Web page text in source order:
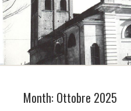
Month: Ottobre 2025